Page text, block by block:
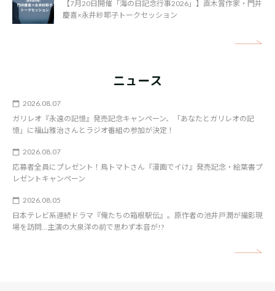
【7月20日開催「海の日記念行事2026」】直木賞作家・門井
慶喜×永井紗耶子トークセッション
ニュース
2026.08.07
ガリレオ『永遠の記憶』発売記念キャンペーン、「あなたとガリレオの記
憶」に福山雅治さんとラジオ番組の参加が決定！
2026.08.07
応募者全員にプレゼント！鳥トマトさん『漫画でイけ』発売記念・絵葉書プ
レゼントキャンペーン
2026.08.05
日本テレビ系連続ドラマ『俺たちの箱根駅伝』。原作者の池井戸潤が撮影現
場を訪問…主演の大泉洋の前で思わず本音が!?